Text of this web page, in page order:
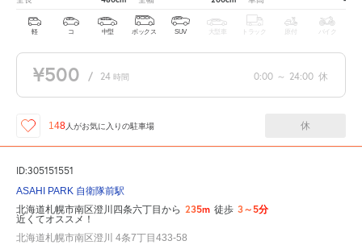
軽 コ 中型 ボックス SUV 大型車 トラック 原付 バイク
¥500 / 24 時間 0:00 ～ 24:00 休
148人がお気に入りの駐車場 休
ID:305151551
ASAHI PARK 自衛隊前駅
北海道札幌市南区澄川四条六丁目から 235m 徒歩 3～5分
近くてオススメ！
北海道札幌市南区澄川 4条7丁目433-58